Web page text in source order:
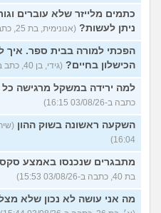
כתמים מלייזר שלא עוברים
ניתן לעשות? (אנונימית, בת 25, כתבה ב-03/08/26 16:33)
הפכתי למורה בבית ספר.
הכישלון בחיים? (גידי, בן 40, כתב ב-03/08/26 16:24)
למה ירידה במשקל מרגישה כל
כתבה ב-03/08/26 16:15)
השקעה ראשונה בשוק ההון
16:04)
מתבגרים שנכנסו באמצע סקס
בת 40, כתבה ב-03/08/26 15:53)
מה אני עושה לא נכון שלא